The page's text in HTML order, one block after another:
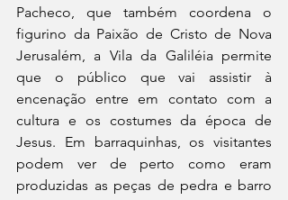
Pacheco, que também coordena o
figurino da Paixão de Cristo de Nova
Jerusalém, a Vila da Galiléia permite
que o público que vai assistir à
encenação entre em contato com a
cultura e os costumes da época de
Jesus. Em barraquinhas, os visitantes
podem ver de perto como eram
produzidas as peças de pedra e barro